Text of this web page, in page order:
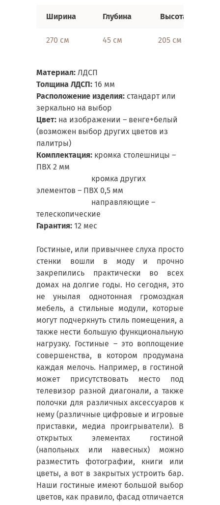
Ширина Глубина Высота
270 см 45 см 205 см
Материал: ЛДСП
Толщина ЛДСП: 16 мм
Расположение изделия: стандарт или
зеркально на выбор
Цвет: на изображении – венге+белый
(возможен выбор других цветов из
палитры)
Комплектация: кромка столешницы –
ПВХ 2 мм
кромка других
элементов – ПВХ 0,5 мм
направляющие –
телескопические
Гарантия: 12 мес
Гостиные, или привычнее слуха просто
стенки вошли в моду и прочно
закрепились практически во всех
домах на долгие годы. Но сегодня, это
не унылая однотонная громоздкая
мебель, а стильные модули, которые
могут подчеркнуть стиль помещения, а
также нести большую функциональную
нагрузку. Гостиные – это воплощение
совершенства, в котором продумана
каждая мелочь. Например, в гостиной
может присутствовать место под
телевизор разной диагонали, а также
полочки для различных аксессуаров к
нему (различные цифровые и игровые
приставки, медиа проигрыватели). В
открытых элементах гостиной
(напольных или навесных) можно
разместить фотографии, книги или
цветы, а вот в закрытых устроить бар.
Наши гостиные имеют большой выбор
цветов, как правило, фасад отличается